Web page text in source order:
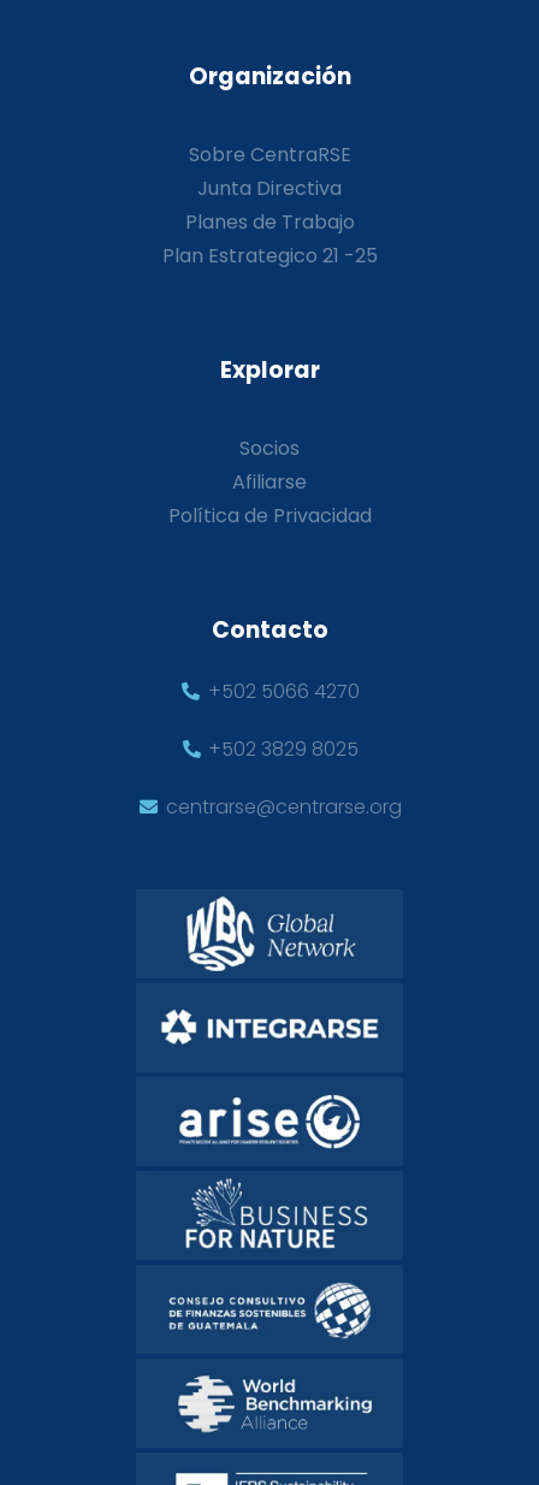
Organización
Sobre CentraRSE
Junta Directiva
Planes de Trabajo
Plan Estrategico 21 -25
Explorar
Socios
Afiliarse
Política de Privacidad
Contacto
+502 5066 4270
+502 3829 8025
centrarse@centrarse.org